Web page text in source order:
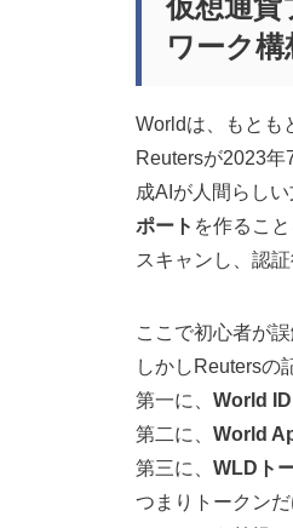
仮想通貨
ワーク
Worldは、もとも
Reutersが2023
成AIが人間らし
ポート を作るこ
スキャンし、認
ここで初心者が
しかしReutersの
第一に、 World ID
第二に、 World
第三に、 WLDト
つまりトークン